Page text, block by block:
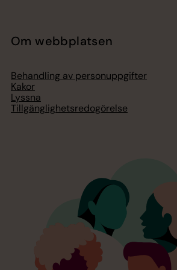
Om webbplatsen
Behandling av personuppgifter
Kakor
Lyssna
Tillgänglighetsredogörelse